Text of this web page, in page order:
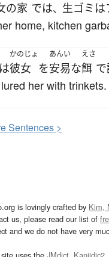
の家 では、 生ゴミ は
home, kitchen
は
かのじょ
彼女 を
あんい
安易な
えさ
餌 で
her with trinkets.
Sentences >
is lovingly crafted by Kim,
us, please read our list of
and we do not have very